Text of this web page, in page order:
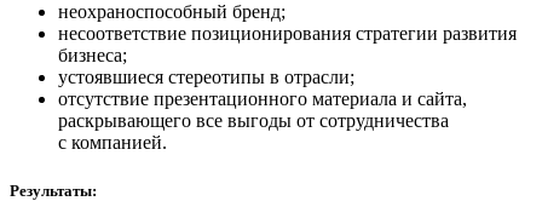
неохраноспособный бренд;
несоответствие позиционирования стратегии развития
бизнеса;
устоявшиеся стереотипы в отрасли;
отсутствие презентационного материала и сайта,
раскрывающего все выгоды от сотрудничества
с компанией.
Результаты: